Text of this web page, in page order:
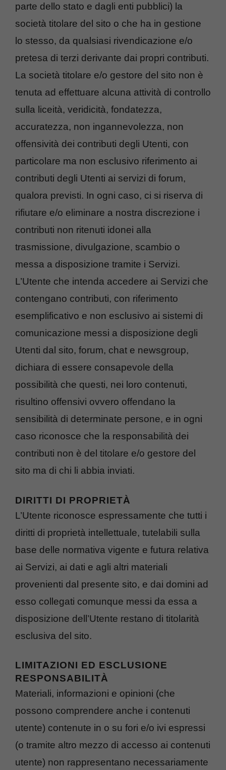
parte dello stato e dagli enti pubblici) la
società titolare del sito o che ha in gestione
lo stesso, da qualsiasi rivendicazione e/o
pretesa di terzi derivante dai propri contributi.
La società titolare e/o gestore del sito non è
tenuta ad effettuare alcuna attività di controllo
sulla liceità, veridicità, fondatezza,
accuratezza, non ingannevolezza, non
offensività dei contributi degli Utenti, con
particolare ma non esclusivo riferimento ai
contributi degli Utenti ai servizi di forum,
qualora previsti. In ogni caso, ci si riserva di
rifiutare e/o eliminare a nostra discrezione i
contributi non ritenuti idonei alla
trasmissione, divulgazione, scambio o
messa a disposizione tramite i Servizi.
L’Utente che intenda accedere ai Servizi che
contengano contributi, con riferimento
esemplificativo e non esclusivo ai sistemi di
comunicazione messi a disposizione degli
Utenti dal sito, forum, chat e newsgroup,
dichiara di essere consapevole della
possibilità che questi, nei loro contenuti,
risultino offensivi ovvero offendano la
sensibilità di determinate persone, e in ogni
caso riconosce che la responsabilità dei
contributi non è del titolare e/o gestore del
sito ma di chi li abbia inviati.
DIRITTI DI PROPRIETÀ
L’Utente riconosce espressamente che tutti i
diritti di proprietà intellettuale, tutelabili sulla
base delle normativa vigente e futura relativa
ai Servizi, ai dati e agli altri materiali
provenienti dal presente sito, e dai domini ad
esso collegati comunque messi da essa a
disposizione dell’Utente restano di titolarità
esclusiva del sito.
LIMITAZIONI ED ESCLUSIONE
RESPONSABILITÀ
Materiali, informazioni e opinioni (che
possono comprendere anche i contenuti
utente) contenute in o su fori e/o ivi espressi
(o tramite altro mezzo di accesso ai contenuti
utente) non rappresentano necessariamente